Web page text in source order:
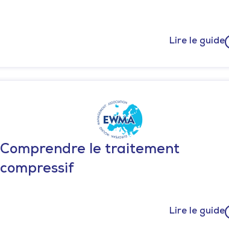
Lire le guide
Comprendre le traitement
compressif
Lire le guide